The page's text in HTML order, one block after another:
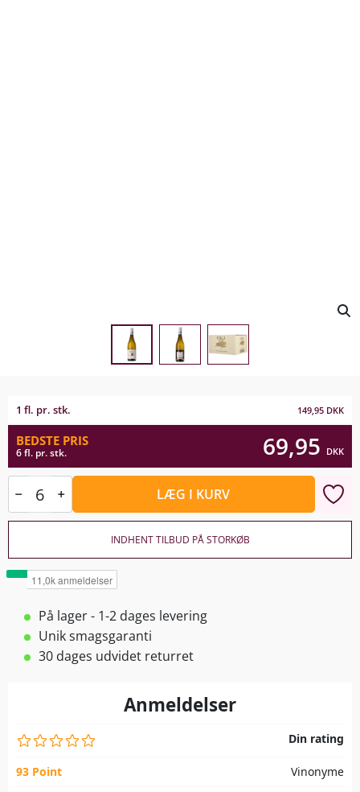
1 fl. pr. stk. 149,95 DKK
BEDSTE PRIS
6 fl. pr. stk. 69,95 DKK
LÆG I KURV
INDHENT TILBUD PÅ STORKØB
På lager - 1-2 dages levering
Unik smagsgaranti
30 dages udvidet returret
Anmeldelser
Din rating
93 Point
Vinonyme